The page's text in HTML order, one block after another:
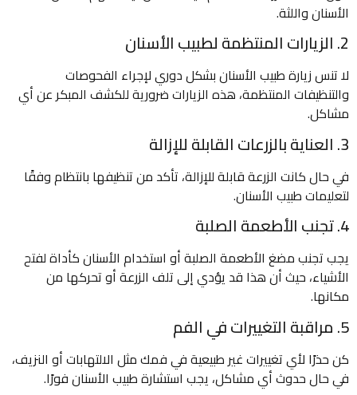
الأسنان واللثة.
2. الزيارات المنتظمة لطبيب الأسنان
لا تنس زيارة طبيب الأسنان بشكل دوري لإجراء الفحوصات
والتنظيفات المنتظمة، هذه الزيارات ضرورية للكشف المبكر عن أي
مشاكل.
3. العناية بالزرعات القابلة للإزالة
في حال كانت الزرعة قابلة للإزالة، تأكد من تنظيفها بانتظام وفقًا
لتعليمات طبيب الأسنان.
4. تجنب الأطعمة الصلبة
يجب تجنب مضغ الأطعمة الصلبة أو استخدام الأسنان كأداة لفتح
الأشياء، حيث أن هذا قد يؤدي إلى تلف الزرعة أو تحركها من
مكانها.
5. مراقبة التغييرات في الفم
كن حذرًا لأي تغييرات غير طبيعية في فمك مثل الالتهابات أو النزيف،
في حال حدوث أي مشاكل، يجب استشارة طبيب الأسنان فورًا.